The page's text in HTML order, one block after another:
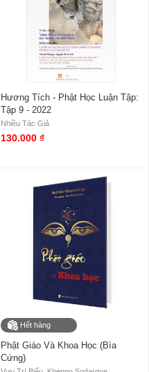
Hương Tích - Phật Học Luận Tập:
Tập 9 - 2022
Nhiều Tác Giả
130.000 ₫
Hết hàng
Phật Giáo Và Khoa Học (Bìa
Cứng)